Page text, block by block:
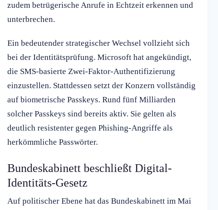
zudem betrügerische Anrufe in Echtzeit erkennen und
unterbrechen.
Ein bedeutender strategischer Wechsel vollzieht sich
bei der Identitätsprüfung. Microsoft hat angekündigt,
die SMS-basierte Zwei-Faktor-Authentifizierung
einzustellen. Stattdessen setzt der Konzern vollständig
auf biometrische Passkeys. Rund fünf Milliarden
solcher Passkeys sind bereits aktiv. Sie gelten als
deutlich resistenter gegen Phishing-Angriffe als
herkömmliche Passwörter.
Bundeskabinett beschließt Digital-
Identitäts-Gesetz
Auf politischer Ebene hat das Bundeskabinett im Mai